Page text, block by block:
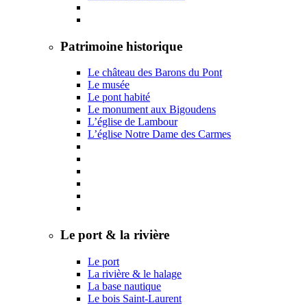
Patrimoine historique
Le château des Barons du Pont
Le musée
Le pont habité
Le monument aux Bigoudens
L’église de Lambour
L’église Notre Dame des Carmes
Le port & la rivière
Le port
La rivière & le halage
La base nautique
Le bois Saint-Laurent